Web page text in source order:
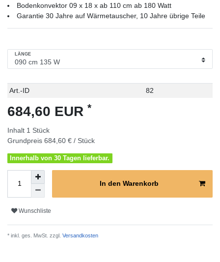
Bodenkonvektor 09 x 18 x ab 110 cm ab 180 Watt
Garantie 30 Jahre auf Wärmetauscher, 10 Jahre übrige Teile
LÄNGE
Technisches
Wert
Art.-ID 82
684,60 EUR *
Inhalt 1 Stück
Grundpreis 684,60 € / Stück
Innerhalb von 30 Tagen lieferbar.
In den Warenkorb
Wunschliste
* inkl. ges. MwSt. zzgl. Versandkosten